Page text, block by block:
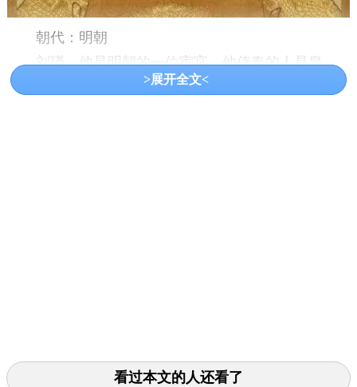
朝代：明朝
刘瑾，他是明朝的一位宦官，他侍奉的人是皇
帝，被明武宗宠爱着，所以他作威作福，处处收敛不
>展开全文<
看过本文的人还看了